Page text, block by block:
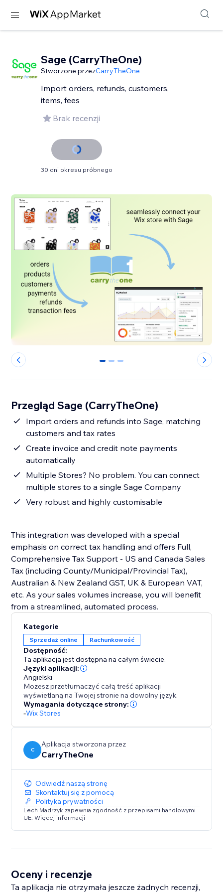
Sage (CarryTheOne)
Stworzone przezCarryTheOne
Import orders, refunds, customers,
items, fees
Brak recenzji
30 dni okresu próbnego
0 1 2
Przegląd Sage (CarryTheOne)
Import orders and refunds into Sage, matching
customers and tax rates
Create invoice and credit note payments
automatically
Multiple Stores? No problem. You can connect
multiple stores to a single Sage Company
Very robust and highly customisable
This integration was developed with a special
emphasis on correct tax handling and offers Full,
Comprehensive Tax Support - US and Canada Sales
Tax (including County/Municipal/Provincial Tax),
Australian & New Zealand GST, UK & European VAT,
etc. As your sales volumes increase, you will benefit
from a streamlined, automated process.
Kategorie
Sprzedaż online Rachunkowość
Dostępność:
Ta aplikacja jest dostępna na całym świecie.
Języki aplikacji:
Angielski
Możesz przetłumaczyć całą treść aplikacji
wyświetlaną na Twojej stronie na dowolny język.
Wymagania dotyczące strony:
-Wix Stores
C
Aplikacja stworzona przez
CarryTheOne
Odwiedź naszą stronę
Skontaktuj się z pomocą
Polityka prywatności
Lech Madrzyk zapewnia zgodność z przepisami handlowymi
UE. Więcej informacji
Oceny i recenzje
Ta aplikacja nie otrzymała jeszcze żadnych recenzji,